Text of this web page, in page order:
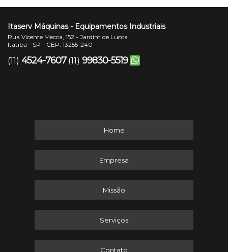
Itaserv Máquinas - Equipamentos Industriais
Rua Vicente Mecca, 152 - Jardim de Lucca
Itatiba - SP - CEP: 13255-240
(11) 4524-7607 (11) 99830-5519
Home
Empresa
Missão
Serviços
Contato